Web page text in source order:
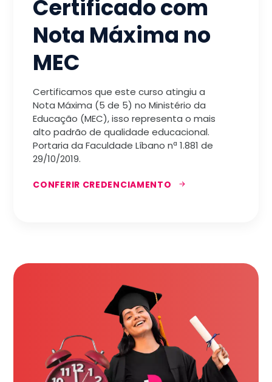
Certificado com
Nota Máxima no
MEC
Certificamos que este curso atingiu a
Nota Máxima (5 de 5) no Ministério da
Educação (MEC), isso representa o mais
alto padrão de qualidade educacional.
Portaria da Faculdade Líbano nª 1.881 de
29/10/2019.
CONFERIR CREDENCIAMENTO